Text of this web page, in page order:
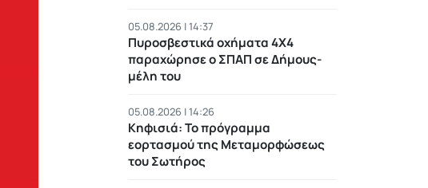
05.08.2026 | 14:37
Πυροσβεστικά οχήματα 4Χ4
παραχώρησε ο ΣΠΑΠ σε Δήμους-
μέλη του
05.08.2026 | 14:26
Κηφισιά: Το πρόγραμμα
εορτασμού της Μεταμορφώσεως
του Σωτήρος